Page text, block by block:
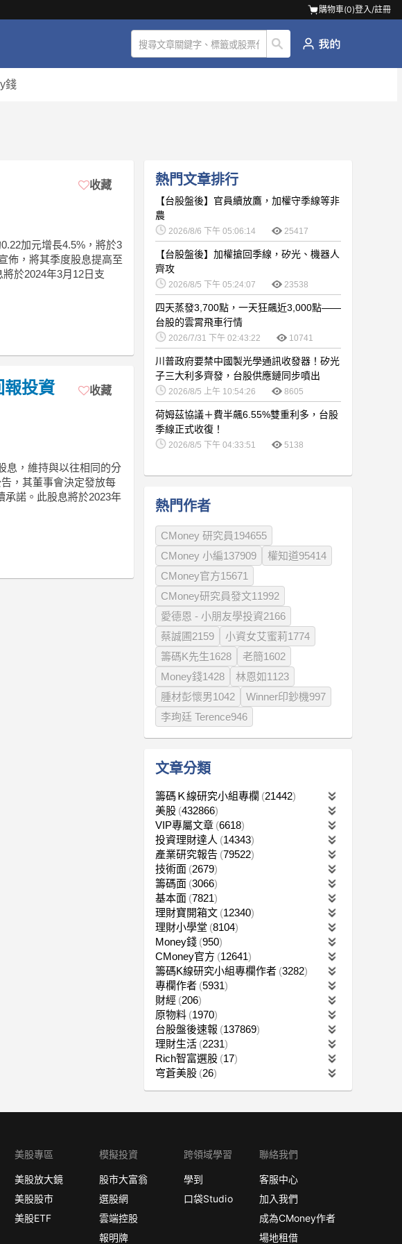
購物車(0)登入/註冊
錢
收藏
加元增長4.5%，將於3
佈，將其季度股息提高至
於2024年3月12日支
報投資
收藏
息，維持與以往相同的分
，其董事會決定發放每
承諾。此股息將於2023年
熱門文章排行
【台股盤後】官員續放鷹，加權守季線等非
農
2026/8/6 下午 05:06:14 25417
【台股盤後】加權搶回季線，矽光、機器人
齊攻
2026/8/5 下午 05:24:07 23538
四天蒸發3,700點，一天狂飆近3,000點——
台股的雲霄飛車行情
2026/7/31 下午 02:43:22 10741
川普政府要禁中國製光學通訊收發器！矽光
子三大利多齊發，台股供應鏈同步噴出
2026/8/5 上午 10:54:26 8605
荷姆茲協議＋費半飆6.55%雙重利多，台股
季線正式收復！
2026/8/5 下午 04:33:51 5138
熱門作者
CMoney 研究員194655
CMoney 小編137909
權知道95414
CMoney官方15671
CMoney研究員發文11992
愛德恩 - 小朋友學投資2166
蔡誠圃2159
小資女艾蜜莉1774
籌碼K先生1628
老簡1602
Money錢1428
林恩如1123
腫材彭懷男1042
Winner印鈔機997
李珣廷 Terence946
文章分類
籌碼Ｋ線研究小組專欄
21442
美股 432866
VIP專屬文章 6618
投資理財達人
14343
產業研究報告 79522
技術面 2679
籌碼面 3066
基本面 7821
理財寶開箱文 12340
理財小學堂 8104
Money錢 950
CMoney官方 12641
籌碼K線研究小組專欄作者 3282
專欄作者 5931
財經 206
原物料 1970
台股盤後速報 137869
理財生活 2231
Rich智富選股 17
穹蒼美股 26
美股專區
美股放大鏡
美股股市
美股ETF
模擬投資
股市大富翁
選股網
雲端控股
報明牌
跨領域學習
學到
口袋Studio
聯絡我們
客服中心
加入我們
成為CMoney作者
場地租借